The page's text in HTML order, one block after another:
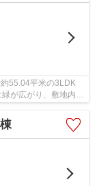
55.04平米の3LDK
が広がり、敷地内に